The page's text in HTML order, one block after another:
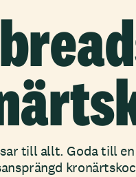
till allt. Goda till